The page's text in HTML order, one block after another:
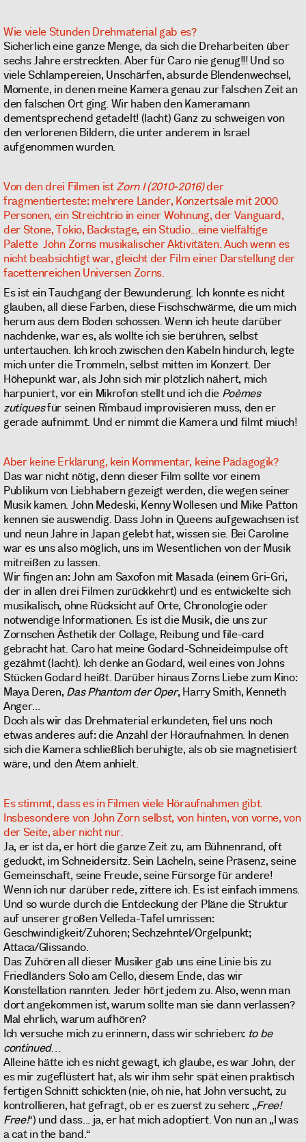
Wie viele Stunden Drehmaterial gab es?
Sicherlich eine ganze Menge, da sich die Dreharbeiten über
sechs Jahre erstreckten. Aber für Caro nie genug!!! Und so
viele Schlampereien, Unschärfen, absurde Blendenwechsel,
Momente, in denen meine Kamera genau zur falschen Zeit an
den falschen Ort ging. Wir haben den Kameramann
dementsprechend getadelt! (lacht) Ganz zu schweigen von
den verlorenen Bildern, die unter anderem in Israel
aufgenommen wurden.
Von den drei Filmen istZorn I (2010-2016)der
fragmentierteste: mehrere Länder, Konzertsäle mit 2000
Personen, ein Streichtrio in einer Wohnung, der Vanguard,
der Stone, Tokio, Backstage, ein Studio...eine vielfältige
Palette John Zorns musikalischer Aktivitäten. Auch wenn es
nicht beabsichtigt war, gleicht der Film einer Darstellung der
facettenreichen Universen Zorns.
Es ist ein Tauchgang der Bewunderung. Ich konnte es nicht
glauben, all diese Farben, diese Fischschwärme, die um mich
herum aus dem Boden schossen. Wenn ich heute darüber
nachdenke, war es, als wollte ich sie berühren, selbst
untertauchen. Ich kroch zwischen den Kabeln hindurch, legte
mich unter die Trommeln, selbst mitten im Konzert. Der
Höhepunkt war, als John sich mir plötzlich nähert, mich
harpuniert, vor ein Mikrofon stellt und ich die Poèmes
zutiquesfür seinen Rimbaud improvisieren muss, den er
gerade aufnimmt. Und er nimmt die Kamera und filmt miuch!
Aber keine Erklärung, kein Kommentar, keine Pädagogik?
Das war nicht nötig, denn dieser Film sollte vor einem
Publikum von Liebhabern gezeigt werden, die wegen seiner
Musik kamen. John Medeski, Kenny Wollesen und Mike Patton
kennen sie auswendig. Dass John in Queens aufgewachsen ist
und neun Jahre in Japan gelebt hat, wissen sie. Bei Caroline
war es uns also möglich, uns im Wesentlichen von der Musik
mitreißen zu lassen.
Wir fingen an: John am Saxofon mit Masada (einem Gri-Gri,
der in allen drei Filmen zurückkehrt) und es entwickelte sich
musikalisch, ohne Rücksicht auf Orte, Chronologie oder
notwendige Informationen. Es ist die Musik, die uns zur
Zornschen Ästhetik der Collage, Reibung und file-card
gebracht hat. Caro hat meine Godard-Schneideimpulse oft
gezähmt (lacht). Ich denke an Godard, weil eines von Johns
Stücken Godard heißt. Darüber hinaus Zorns Liebe zum Kino:
Maya Deren, Das Phantom der Oper, Harry Smith, Kenneth
Anger...
Doch als wir das Drehmaterial erkundeten, fiel uns noch
etwas anderes auf: die Anzahl der Höraufnahmen. In denen
sich die Kamera schließlich beruhigte, als ob sie magnetisiert
wäre, und den Atem anhielt.
Es stimmt, dass es in Filmen viele Höraufnahmen gibt.
Insbesondere von John Zorn selbst, von hinten, von vorne, von
der Seite, aber nicht nur.
Ja, er ist da, er hört die ganze Zeit zu, am Bühnenrand, oft
geduckt, im Schneidersitz. Sein Lächeln, seine Präsenz, seine
Gemeinschaft, seine Freude, seine Fürsorge für andere!
Wenn ich nur darüber rede, zittere ich. Es ist einfach immens.
Und so wurde durch die Entdeckung der Pläne die Struktur
auf unserer großen Velleda-Tafel umrissen:
Geschwindigkeit/Zuhören; Sechzehntel/Orgelpunkt;
Attaca/Glissando.
Das Zuhören all dieser Musiker gab uns eine Linie bis zu
Friedländers Solo am Cello, diesem Ende, das wir
Konstellation nannten. Jeder hört jedem zu. Also, wenn man
dort angekommen ist, warum sollte man sie dann verlassen?
Mal ehrlich, warum aufhören?
Ich versuche mich zu erinnern, dass wir schrieben: to be
continued…
Alleine hätte ich es nicht gewagt, ich glaube, es war John, der
es mir zugeflüstert hat, als wir ihm sehr spät einen praktisch
fertigen Schnitt schickten (nie, oh nie, hat John versucht, zu
kontrollieren, hat gefragt, ob er es zuerst zu sehen: „Free!
Free!“) und dass... ja, er hat mich adoptiert. Von nun an „I was
a cat in the band.“